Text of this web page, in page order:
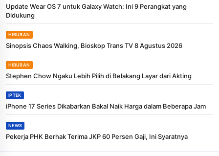
Update Wear OS 7 untuk Galaxy Watch: Ini 9 Perangkat yang
Didukung
HIBURAN
Sinopsis Chaos Walking, Bioskop Trans TV 8 Agustus 2026
HIBURAN
Stephen Chow Ngaku Lebih Pilih di Belakang Layar dari Akting
IPTEK
iPhone 17 Series Dikabarkan Bakal Naik Harga dalam Beberapa Jam
NEWS
Pekerja PHK Berhak Terima JKP 60 Persen Gaji, Ini Syaratnya